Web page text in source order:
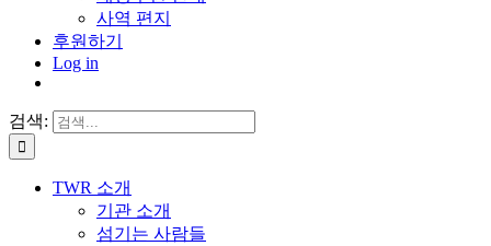
사역 편지
후원하기
Log in
검색:
TWR 소개
기관 소개
섬기는 사람들